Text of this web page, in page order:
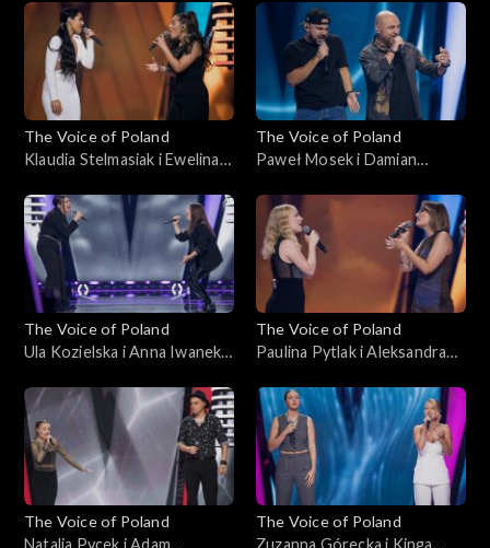
Were Waiting (For Me)”;
„The Voice of Poland”, Bitwy,
26 października 2024
Poland”, Bitwy, 26
października 2024
The Voice of Poland
Klaudia Stelmasiak i Ewelina
Voice of Poland”, Bitwy, 26
października 2024
The Voice of Poland
Paweł Mosek i Damian
„The Voice of Poland”, Bitwy,
26 października 2024
The Voice of Poland
Ula Kozielska i Anna Iwanek –
of Poland”, Bitwy, 19
października 2024
The Voice of Poland
Paulina Pytlak i Aleksandra
ciebie”; „The Voice of
Poland”, Bitwy, 19
października 2024
The Voice of Poland
Natalia Pycek i Adam
The Voice of Poland
Zuzanna Górecka i Kinga